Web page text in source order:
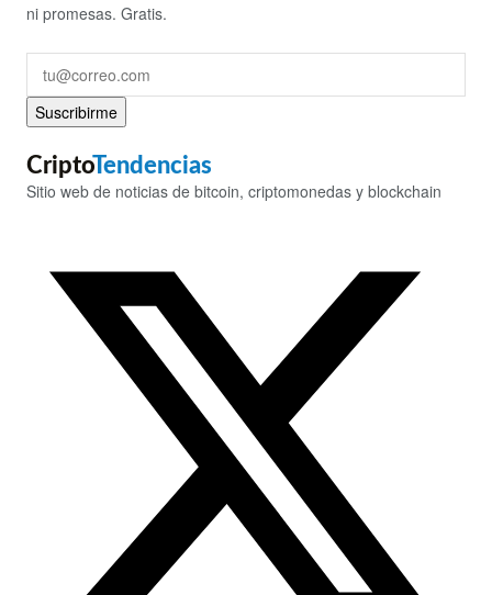
ni promesas. Gratis.
Suscribirme
CriptoTendencias
Sitio web de noticias de bitcoin, criptomonedas y blockchain